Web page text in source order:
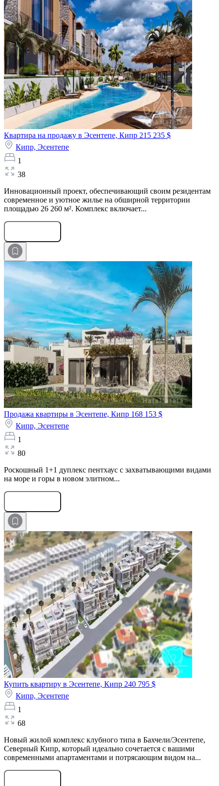
Квартира на продажу в Эсентепе, Кипр 215 235 $
Кипр, Эсентепе
1
38
Инновационный проект, обеспечивающий своим резидентам
современное и уютное жилье на обширной территории
площадью 26 260 м². Комплекс включает...
Продажа квартиры в Эсентепе, Кипр 168 153 $
Кипр, Эсентепе
1
80
Роскошный 1+1 дуплекс пентхаус с захватывающими видами
на море и горы в новом элитном...
Купить квартиру в Эсентепе, Кипр 240 795 $
Кипр, Эсентепе
1
68
Новый жилой комплекс клубного типа в Бахчели/Эсентепе,
Северный Кипр, который идеально сочетается с вашими
современными апартаментами и потрясающим видом на...